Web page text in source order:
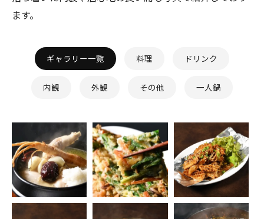
ます。
ギャラリー一覧 料理 ドリンク
内観 外観 その他 一人鍋